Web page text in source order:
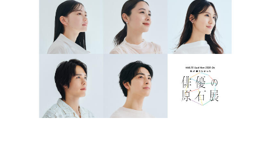
CONTACT お問い合わせ
個人のお客様
法人のお客様
AUDITION アーティスト募集